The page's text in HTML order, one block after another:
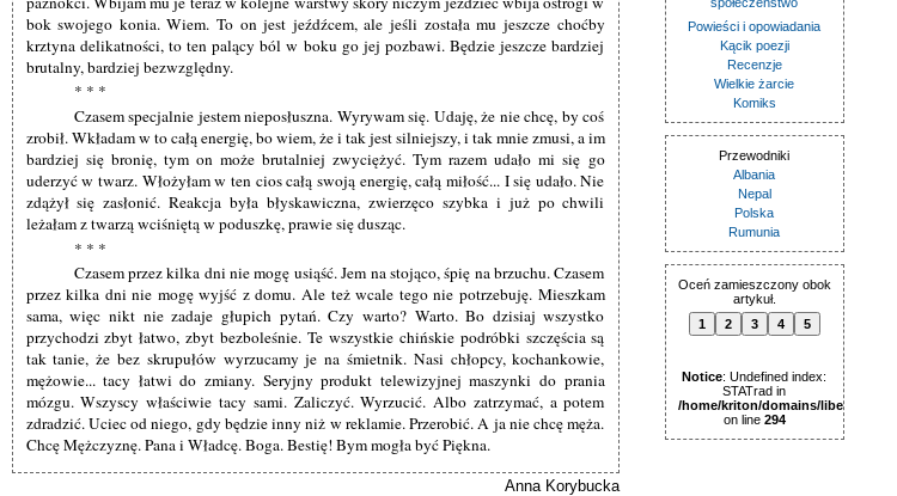
bok swojego konia. Wiem. To on jest jeźdźcem, ale jeśli została mu jeszcze choćby
krztyna delikatności, to ten palący ból w boku go jej pozbawi. Będzie jeszcze bardziej
brutalny, bardziej bezwzględny.
* * *
Czasem specjalnie jestem nieposłuszna. Wyrywam się. Udaję, że nie chcę, by coś
zrobił. Wkładam w to całą energię, bo wiem, że i tak jest silniejszy, i tak mnie zmusi, a im
bardziej się bronię, tym on może brutalniej zwyciężyć. Tym razem udało mi się go
uderzyć w twarz. Włożyłam w ten cios całą swoją energię, całą miłość... I się udało. Nie
zdążył się zasłonić. Reakcja była błyskawiczna, zwierzęco szybka i już po chwili
leżałam z twarzą wciśniętą w poduszkę, prawie się dusząc.
* * *
Czasem przez kilka dni nie mogę usiąść. Jem na stojąco, śpię na brzuchu. Czasem
przez kilka dni nie mogę wyjść z domu. Ale też wcale tego nie potrzebuję. Mieszkam
sama, więc nikt nie zadaje głupich pytań. Czy warto? Warto. Bo dzisiaj wszystko
przychodzi zbyt łatwo, zbyt bezboleśnie. Te wszystkie chińskie podróbki szczęścia są
tak tanie, że bez skrupułów wyrzucamy je na śmietnik. Nasi chłopcy, kochankowie,
mężowie... tacy łatwi do zmiany. Seryjny produkt telewizyjnej maszynki do prania
mózgu. Wszyscy właściwie tacy sami. Zaliczyć. Wyrzucić. Albo zatrzymać, a potem
zdradzić. Uciec od niego, gdy będzie inny niż w reklamie. Przerobić. A ja nie chcę męża.
Chcę Mężczyznę. Pana i Władcę. Boga. Bestię! Bym mogła być Piękna.
Anna Korybucka
Powieści i opowiadania
Kącik poezji
Recenzje
Wielkie żarcie
Komiks
Przewodniki
Albania
Nepal
Polska
Rumunia
Oceń zamieszczony obok
artykuł.
1
2 3 4 5
Notice: Undefined index:
STATrad in
/home/kriton/domains/libertas.pl/
on line 294